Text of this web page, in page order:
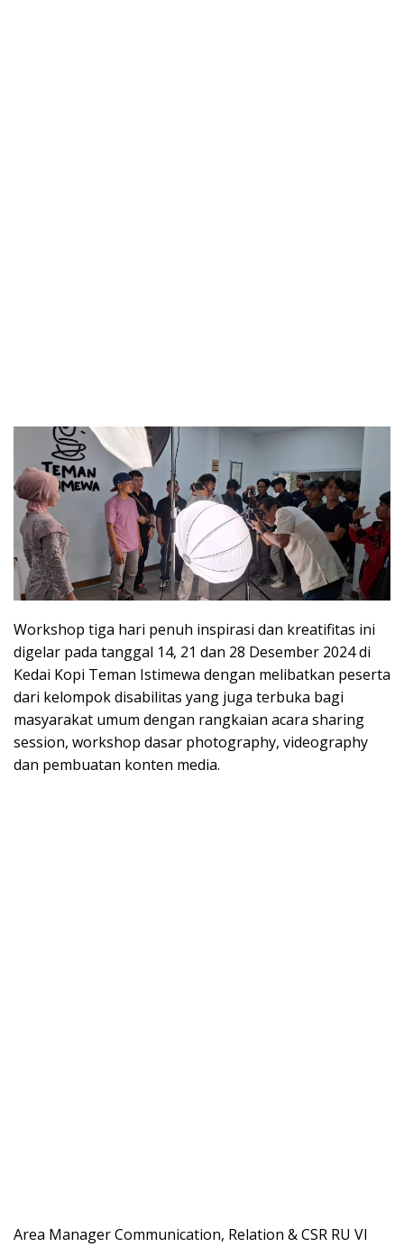
Workshop tiga hari penuh inspirasi dan kreatifitas ini
digelar pada tanggal 14, 21 dan 28 Desember 2024 di
Kedai Kopi Teman Istimewa dengan melibatkan peserta
dari kelompok disabilitas yang juga terbuka bagi
masyarakat umum dengan rangkaian acara sharing
session, workshop dasar photography, videography
dan pembuatan konten media.
Area Manager Communication, Relation & CSR RU VI